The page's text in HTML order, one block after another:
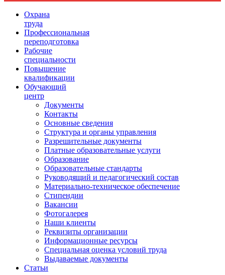
Ориентир охраны труда
Охрана
труда
Профессиональная
переподготовка
Рабочие
специальности
Повышение
квалификации
Обучающий
центр
Документы
Контакты
Основные сведения
Структура и органы управления
Разрешительные документы
Платные образовательные услуги
Образование
Образовательные стандарты
Руководящий и педагогический состав
Материально-техническое обеспечение
Стипендии
Вакансии
Фотогалерея
Наши клиенты
Реквизиты организации
Информационные ресурсы
Специальная оценка условий труда
Выдаваемые документы
Статьи